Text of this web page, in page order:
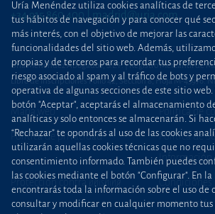
+34 915 860 400 madrid@uria.com
Uría Menéndez Abogados, S.L.P. | Registro Mercantil de
Libro de Inscripciones Folio 42, Sección 8, Hoja M-43976.
Mapa web Política de
Política de privacidad
Política de
Información
Protección contraphishing
contratación
Uría Menéndez utiliza cookies analíticas de
tus hábitos de navegación y para conocer qué
más interés, con el objetivo de mejorar las
funcionalidades del sitio web. Además,
propias y de terceros para recordar tus
riesgo asociado al spam y al tráfico de bots y
operativa de algunas secciones de este sitio web.
botón "Aceptar", aceptarás el almacenamiento
analíticas y solo entonces se almacenarán. Si
“Rechazar” te opondrás al uso de las cookies
utilizarán aquellas cookies técnicas que no
consentimiento informado. También puedes
las cookies mediante el botón "Configurar". En la
encontrarás toda la información sobre el uso de
consultar y modificar en cualquier momento tus